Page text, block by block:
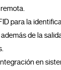
de la